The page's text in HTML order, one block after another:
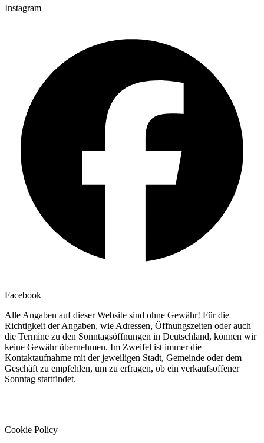
Instagram
Facebook
Alle Angaben auf dieser Website sind ohne Gewähr! Für die
Richtigkeit der Angaben, wie Adressen, Öffnungszeiten oder auch
die Termine zu den Sonntagsöffnungen in Deutschland, können wir
keine Gewähr übernehmen. Im Zweifel ist immer die
Kontaktaufnahme mit der jeweiligen Stadt, Gemeinde oder dem
Geschäft zu empfehlen, um zu erfragen, ob ein verkaufsoffener
Sonntag stattfindet.
Cookie Policy